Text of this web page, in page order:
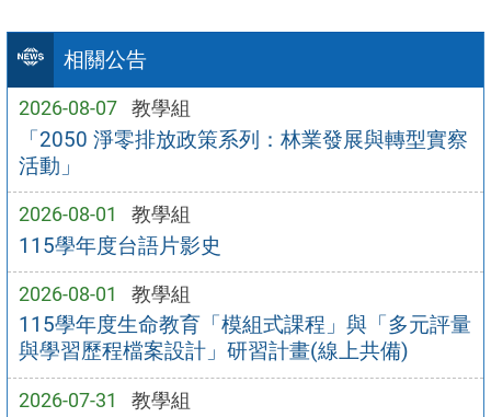
相關公告
2026-08-07 教學組
「2050 淨零排放政策系列：林業發展與轉型實察
活動」
2026-08-01 教學組
115學年度台語片影史
2026-08-01 教學組
115學年度生命教育「模組式課程」與「多元評量
與學習歷程檔案設計」研習計畫(線上共備)
2026-07-31 教學組